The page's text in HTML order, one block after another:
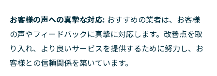
お客様の声への真摯な対応: おすすめの業者は、お客様
の声やフィードバックに真摯に対応します。改善点を取
り入れ、より良いサービスを提供するために努力し、お
客様との信頼関係を築いています。